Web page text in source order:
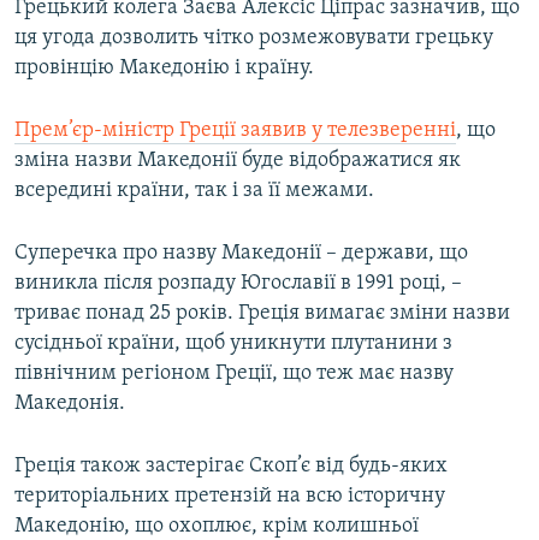
Грецький колега Заєва Алексіс Ціпрас зазначив, що
ця угода дозволить чітко розмежовувати грецьку
провінцію Македонію і країну.
Прем’єр-міністр Греції заявив у телезверенні, що
зміна назви Македонії буде відображатися як
всередині країни, так і за її межами.
Суперечка про назву Македонії – держави, що
виникла після розпаду Югославії в 1991 році, –
триває понад 25 років. Греція вимагає зміни назви
сусідньої країни, щоб уникнути плутанини з
північним регіоном Греції, що теж має назву
Македонія.
Греція також застерігає Скоп’є від будь-яких
територіальних претензій на всю історичну
Македонію, що охоплює, крім колишньої